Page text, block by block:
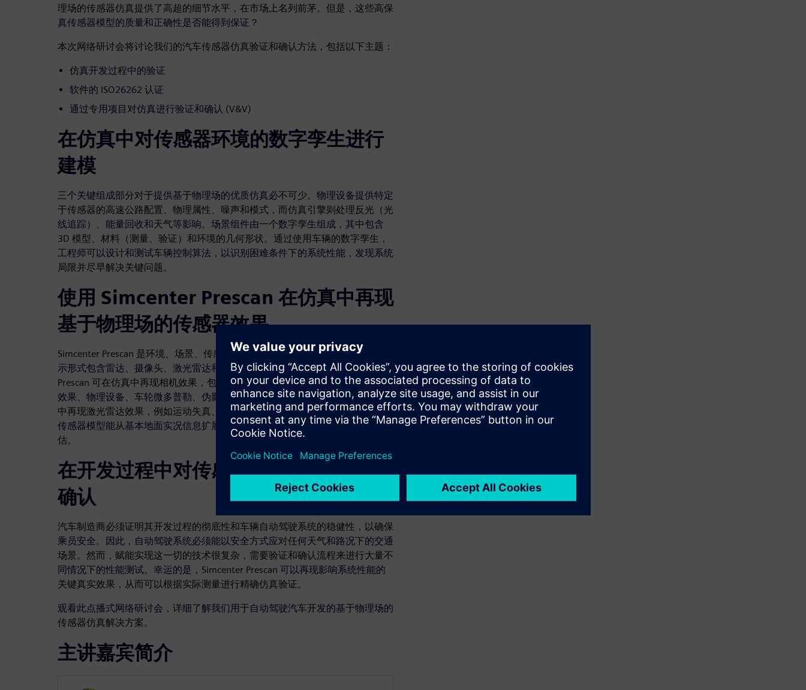
理场的传感器仿真提供了高超的细节水平，在市场上名列前茅。但是，这些高保
真传感器模型的质量和正确性是否能得到保证？
本次网络研讨会将讨论我们的汽车传感器仿真验证和确认方法，包括以下主题：
仿真开发过程中的验证
软件的 ISO26262 认证
通过专用项目对仿真进行验证和确认 (V&V)
在仿真中对传感器环境的数字孪生进行
建模
三个关键组成部分对于提供基于物理场的优质仿真必不可少。物理设备提供特定
于传感器的高速公路配置、物理属性、噪声和模式，而仿真引擎则处理反光（光
线追踪）、能量回收和天气等影响。场景组件由一个数字孪生组成，其中包含
3D 模型、材料（测量、验证）和环境的几何形状。通过使用车辆的数字孪生，
工程师可以设计和测试车辆控制算法，以识别困难条件下的系统性能，发现系统
局限并尽早解决关键问题。
使用 Simcenter Prescan 在仿真中再现
基于物理场的传感器效果
Simcenter Prescan 是环境、场景、传感器、AI 和控制器的核心仿真引擎，其表
示形式包含雷达、摄像头、激光雷达和超声波传感器的反射属性。Simcenter
Prescan 可在仿真中再现相机效果，包括不同的保真度输出、反射、天气和光线
效果、物理设备、车轮微多普勒、伪影目标检测和多普勒模糊。它还可以在仿真
中再现激光雷达效果，例如运动失真、多次反射和基于物理场的材料反射。这些
传感器模型能从基本地面实况信息扩展到全波传播建模，以进行详细的传感器评
估。
在开发过程中对传感器仿真进行验证和
确认
汽车制造商必须证明其开发过程的彻底性和车辆自动驾驶系统的稳健性，以确保
乘员安全。因此，自动驾驶系统必须能以安全方式应对任何天气和路况下的交通
场景。然而，赋能实现这一切的技术很复杂，需要验证和确认流程来进行大量不
同情况下的性能测试。幸运的是，Simcenter Prescan 可以再现影响系统性能的
关键真实效果，从而可以根据实际测量进行精确仿真验证。
观看此点播式网络研讨会，详细了解我们用于自动驾驶汽车开发的基于物理场的
传感器仿真解决方案。
主讲嘉宾简介